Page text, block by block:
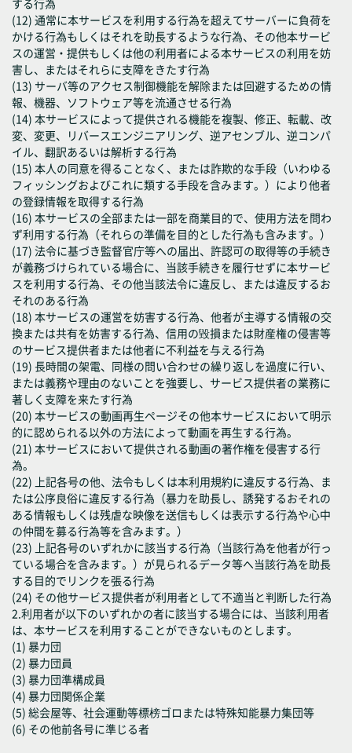
する行為
(12) 通常に本サービスを利用する行為を超えてサーバーに負荷を
かける行為もしくはそれを助長するような行為、その他本サービ
スの運営・提供もしくは他の利用者による本サービスの利用を妨
害し、またはそれらに支障をきたす行為
(13) サーバ等のアクセス制御機能を解除または回避するための情
報、機器、ソフトウェア等を流通させる行為
(14) 本サービスによって提供される機能を複製、修正、転載、改
変、変更、リバースエンジニアリング、逆アセンブル、逆コンパ
イル、翻訳あるいは解析する行為
(15) 本人の同意を得ることなく、または詐欺的な手段（いわゆる
フィッシングおよびこれに類する手段を含みます。）により他者
の登録情報を取得する行為
(16) 本サービスの全部または一部を商業目的で、使用方法を問わ
ず利用する行為（それらの準備を目的とした行為も含みます。）
(17) 法令に基づき監督官庁等への届出、許認可の取得等の手続き
が義務づけられている場合に、当該手続きを履行せずに本サービ
スを利用する行為、その他当該法令に違反し、または違反するお
それのある行為
(18) 本サービスの運営を妨害する行為、他者が主導する情報の交
換または共有を妨害する行為、信用の毀損または財産権の侵害等
のサービス提供者または他者に不利益を与える行為
(19) 長時間の架電、同様の問い合わせの繰り返しを過度に行い、
または義務や理由のないことを強要し、サービス提供者の業務に
著しく支障を来たす行為
(20) 本サービスの動画再生ページその他本サービスにおいて明示
的に認められる以外の方法によって動画を再生する行為。
(21) 本サービスにおいて提供される動画の著作権を侵害する行
為。
(22) 上記各号の他、法令もしくは本利用規約に違反する行為、ま
たは公序良俗に違反する行為（暴力を助長し、誘発するおそれの
ある情報もしくは残虐な映像を送信もしくは表示する行為や心中
の仲間を募る行為等を含みます。）
(23) 上記各号のいずれかに該当する行為（当該行為を他者が行っ
ている場合を含みます。）が見られるデータ等へ当該行為を助長
する目的でリンクを張る行為
(24) その他サービス提供者が利用者として不適当と判断した行為
2.利用者が以下のいずれかの者に該当する場合には、当該利用者
は、本サービスを利用することができないものとします。
(1) 暴力団
(2) 暴力団員
(3) 暴力団準構成員
(4) 暴力団関係企業
(5) 総会屋等、社会運動等標榜ゴロまたは特殊知能暴力集団等
(6) その他前各号に準じる者